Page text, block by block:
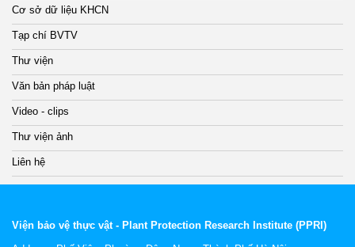
Cơ sở dữ liệu KHCN
Tạp chí BVTV
Thư viện
Văn bản pháp luật
Video - clips
Thư viện ảnh
Liên hệ
Viện bảo vệ thực vật - Plant Protection Research Institute (PPRI)